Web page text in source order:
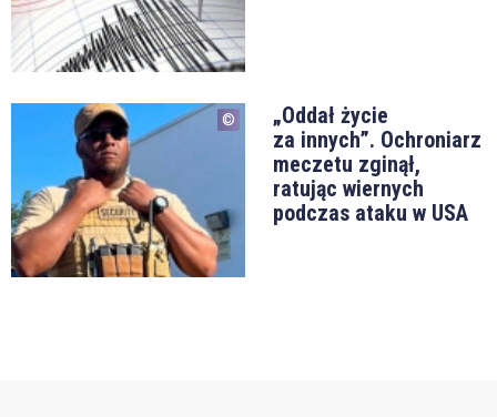
„Oddał życie
za innych”. Ochroniarz
meczetu zginął,
ratując wiernych
podczas ataku w USA